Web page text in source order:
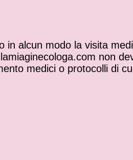
alcun modo la visita
non
medici o protocolli di